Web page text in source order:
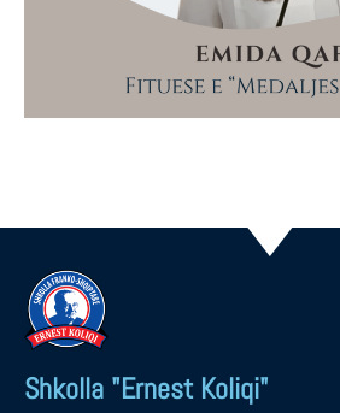
Shkolla "Ernest Koliqi"